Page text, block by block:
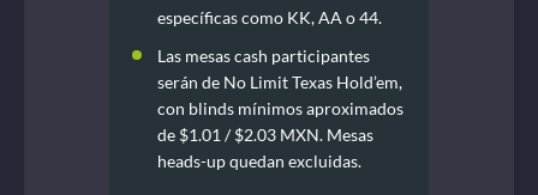
específicas como KK, AA o 44.
Las mesas cash participantes
serán de No Limit Texas Hold’em,
con blinds mínimos aproximados
de $1.01 / $2.03 MXN. Mesas
heads-up quedan excluidas.